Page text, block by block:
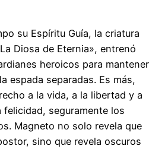
su Espíritu Guía, la criatura
Diosa de Eternia», entrenó
heroicos para mantener
espada separadas. Es más,
a la vida, a la libertad y a
felicidad, seguramente los
Magneto no solo revela que
sino que revela oscuros